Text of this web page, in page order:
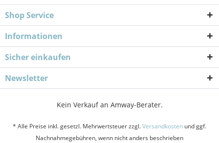
Shop Service
Informationen
Sicher einkaufen
Newsletter
Kein Verkauf an Amway-Berater.
* Alle Preise inkl. gesetzl. Mehrwertsteuer zzgl.Versandkosten und ggf.
Nachnahmegebühren, wenn nicht anders beschrieben